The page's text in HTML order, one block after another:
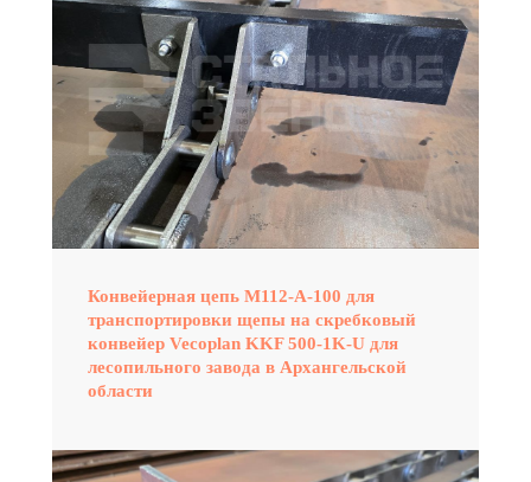
Конвейерная цепь М112-А-100 для
транспортировки щепы на скребковый
конвейер Vecoplan KKF 500-1K-U для
лесопильного завода в Архангельской
области